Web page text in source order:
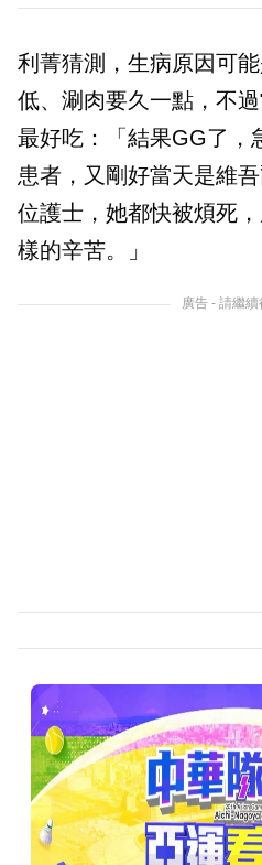
利菁猜測，生病原因可
低、涮肉要久一點，不
最好吃：「結果GG了，
患者，又剛好當天是維
位護士，她都快被煩死
樣的辛苦。」
廣告 - 請繼